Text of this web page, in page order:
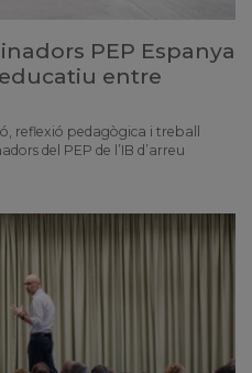
PEP Espanya
entre
reflexió pedagògica i treball
del PEP de l’IB d’arreu